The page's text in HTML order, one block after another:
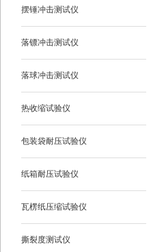
摆锤冲击测试仪
落镖冲击测试仪
落球冲击测试仪
热收缩试验仪
包装袋耐压试验仪
纸箱耐压试验仪
瓦楞纸压缩试验仪
撕裂度测试仪